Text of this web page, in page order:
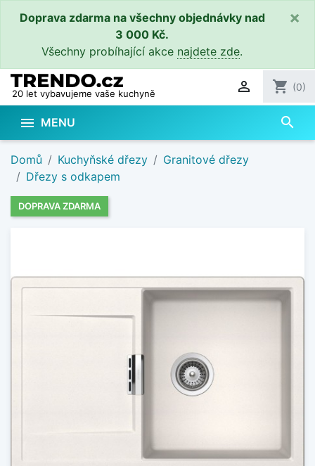
Doprava zdarma na všechny objednávky nad
3 000 Kč.
Všechny probíhající akce najdete zde.
×
20 let vybavujeme vaše kuchyně  shopping_cart (0)
 MENU search
Domů Kuchyňské dřezy
Granitové dřezy
Dřezy s odkapem
DOPRAVA ZDARMA